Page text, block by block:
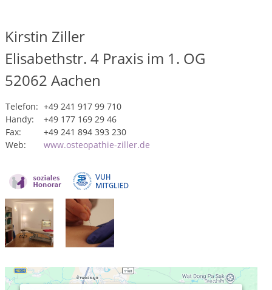
Kirstin Ziller
Elisabethstr. 4 Praxis im 1. OG
52062 Aachen
Telefon: +49 241 917 99 710
Handy:
+49 177 169 29 46
Fax:
+49 241 894 393 230
Web:
www.osteopathie-ziller.de